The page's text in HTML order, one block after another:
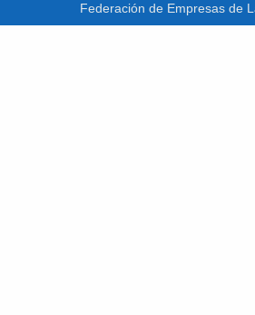
Federación de Empresas de